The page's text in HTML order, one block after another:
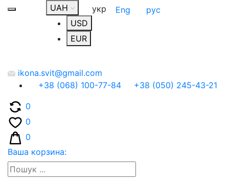
UAH
USD
EUR
укр Eng рус
ikona.svit@gmail.com
+38 (068) 100-77-84
+38 (050) 245-43-21
0
0
0
Ваша корзина: